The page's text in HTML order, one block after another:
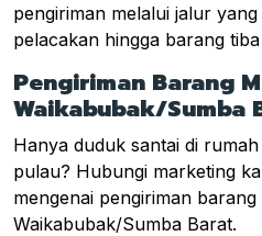
pengiriman melalui jalur
pelacakan hingga barang
Pengiriman Barang
Waikabubak/Sumba
Hanya duduk santai di
pulau? Hubungi marketing
mengenai pengiriman
Waikabubak/Sumba Barat.